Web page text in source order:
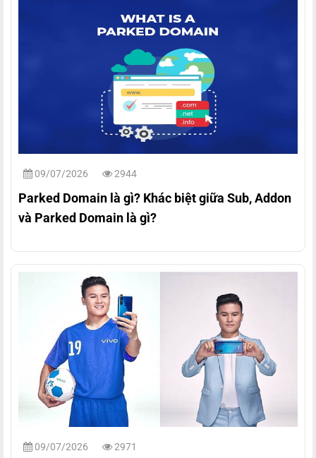
09/07/2026 2944
Parked Domain là gì? Khác biệt giữa Sub, Addon
và Parked Domain là gì?
09/07/2026 2971